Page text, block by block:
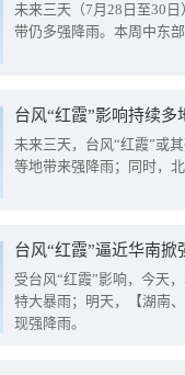
未来三天（7月28日至30
带仍多强降雨。本周中东
台风“红霞”影响持续
未来三天，台风“红霞”或
等地带来强降雨；同时，
台风“红霞”逼近华南
受台风“红霞”影响，今天
特大暴雨；明天，【湖南
现强降雨。